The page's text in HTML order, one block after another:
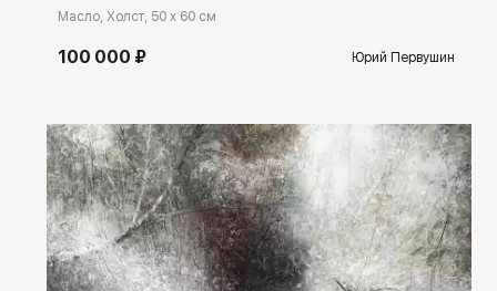
Масло, Холст, 50 x 60 см
100 000 ₽ Юрий Первушин